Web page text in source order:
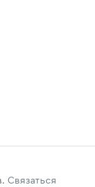
Связаться